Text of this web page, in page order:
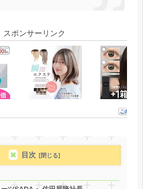
スポンサーリンク
目次